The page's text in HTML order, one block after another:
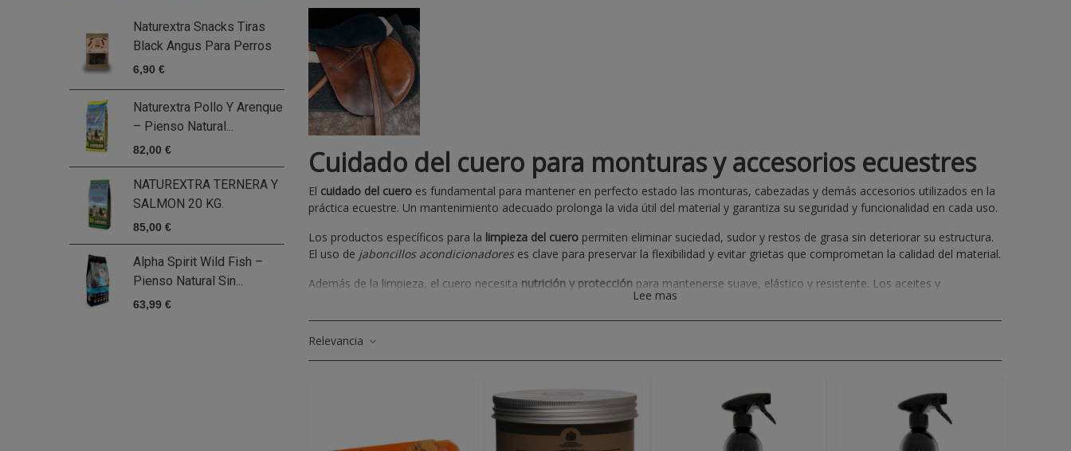
Naturextra Snacks Tiras
Black Angus Para Perros
6,90 €
Naturextra Pollo Y Arenque
– Pienso Natural...
82,00 €
NATUREXTRA TERNERA Y
SALMON 20 KG.
85,00 €
Alpha Spirit Wild Fish –
Pienso Natural Sin...
63,99 €
NATUREXTRA BOCADOS
DE BUEY 200 GR
5,10 €
Alpha Spirit 7 Days
Formula | Pienso Natural...
53,99 €
SATISFACTION REGULAR
MAXI
Naturextra Digestive –
Pienso Hipoalergénico...
Cuidado del cuero para monturas y accesorios ecuestres
El cuidado del cuero es fundamental para mantener en perfecto estado las monturas, cabezadas y demás accesorios utilizados en la
práctica ecuestre. Un mantenimiento adecuado prolonga la vida útil del material y garantiza su seguridad y funcionalidad en cada uso.
Los productos específicos para la limpieza del cuero permiten eliminar suciedad, sudor y restos de grasa sin deteriorar su estructura.
El uso de jaboncillos acondicionadoreses clave para preservar la flexibilidad y evitar grietas que comprometan la calidad del material.
Además de la limpieza, el cuero necesita nutrición y protección para mantenerse suave, elástico y resistente. Los aceites y
acondicionadores penetran en profundidad, aportando hidratación duradera y manteniendo el color y textura original de cada pieza.
tanto para uso diario como para tratamientos más intensivos. Mantén tu equipo en óptimas condiciones y mejora su durabilidad con
cuidados profesionales.
Lee mas
Relevancia